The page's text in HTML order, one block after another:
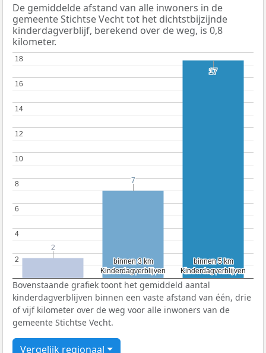
De gemiddelde afstand van alle inwoners in de
gemeente Stichtse Vecht tot het dichtstbijzijnde
kinderdagverblijf, berekend over de weg, is 0,8
kilometer.
Kinderdagverblijven
Kinderdagverblijven
binnen 3 km
binnen 3 km
Kinderdagverblijven
Kinderdagverblijven
binnen 5 km
binnen 5 km
2
2
4
4
6
6
8
8
10
10
12
12
14
14
16
16
18
18
2
2
7
7
17
17
Bovenstaande grafiek toont het gemiddeld aantal
kinderdagverblijven binnen een vaste afstand van één, drie
of vijf kilometer over de weg voor alle inwoners van de
gemeente Stichtse Vecht.
Vergelijk regionaal